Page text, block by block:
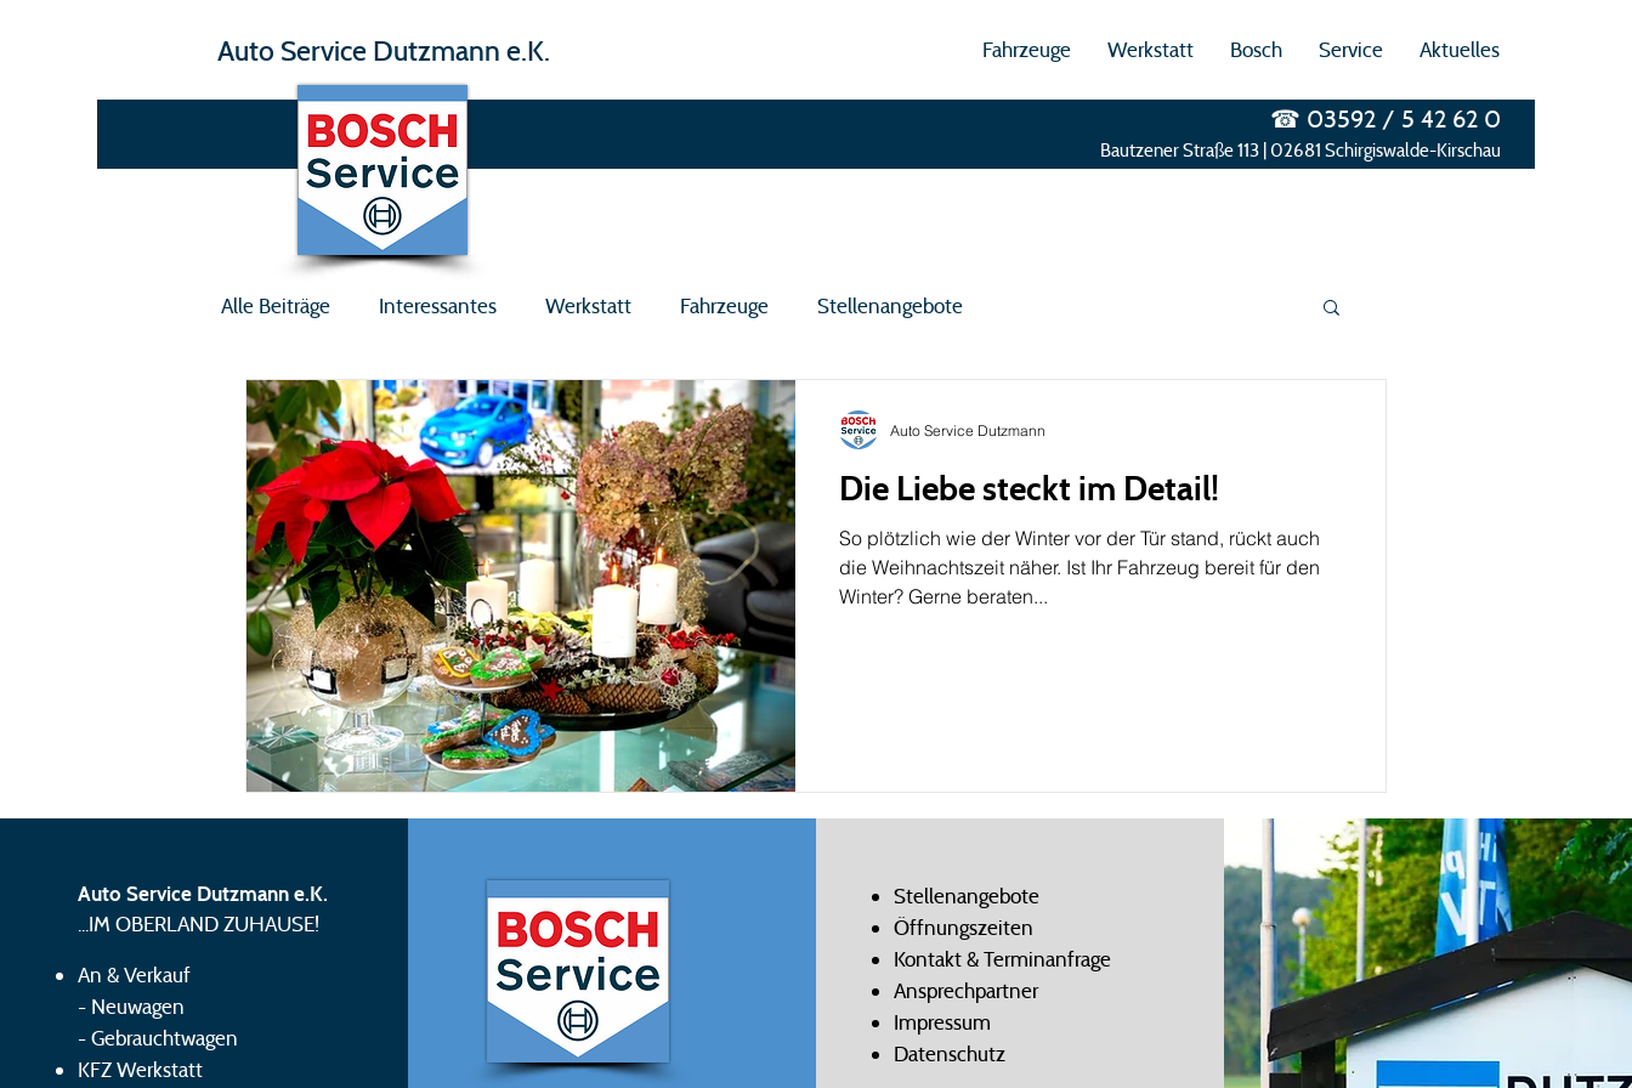
Auto Service Dutzmann e.K. Fahrzeuge Werkstatt Bosch Service Aktuelles
☎ 03592 / 5 42 62 0​
Bautzener Straße 113 | 02681 Schirgiswalde-Kirschau
Alle Beiträge Interessantes Werkstatt Fahrzeuge Stellenangebote
Die Liebe steckt im Detail!
So plötzlich wie der Winter vor der Tür stand, rückt auch
die Weihnachtszeit näher. Ist Ihr Fahrzeug bereit für den
Winter? Gerne beraten...
Auto Service Dutzmann
Auto Service Dutzmann e.K.
...IM OBERLAND ZUHAUSE!
An & Verkauf
- Neuwagen
-Gebrauchtwagen
KFZ Werkstatt
Stellenangebote
Öffnungszeiten
Kontakt & Terminanfrage
Ansprechpartner
Impressum
Datenschutz